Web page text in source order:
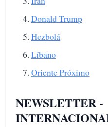
Donald Trump
Hezbolá
Líbano
Oriente Próximo
NEWSLETTER -